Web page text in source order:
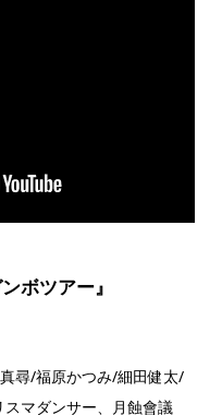
ボツアー』
尋/福原かつみ/細田健太/
マダンサー、月蝕會議